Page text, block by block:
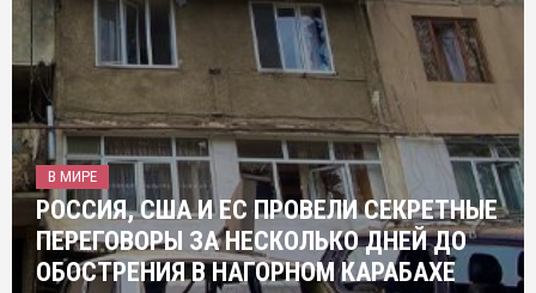
В МИРЕ
РОССИЯ, США И ЕС ПРОВЕЛИ СЕКРЕТНЫЕ
ПЕРЕГОВОРЫ ЗА НЕСКОЛЬКО ДНЕЙ ДО
ОБОСТРЕНИЯ В НАГОРНОМ КАРАБАХЕ